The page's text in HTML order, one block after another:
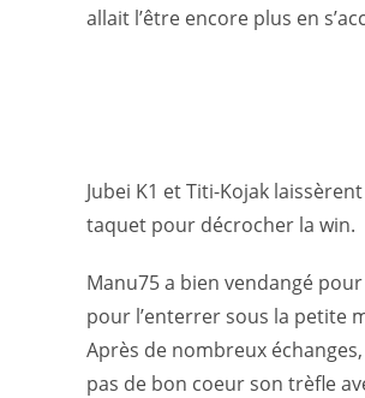
allait l’être encore plus en
Jubei K1 et Titi-Kojak
taquet pour décrocher la win.
Manu75 a bien vendangé
pour l’enterrer sous la petite
Après de nombreux
pas de bon coeur son trèfle